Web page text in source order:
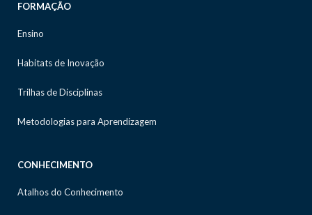
FORMAÇÃO
Ensino
Habitats de Inovação
Trilhas de Disciplinas
Metodologias para Aprendizagem
CONHECIMENTO
Atalhos do Conhecimento